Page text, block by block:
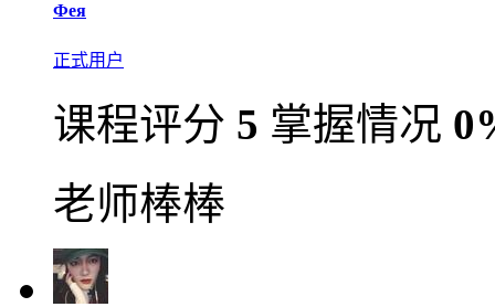
Фея
正式用户
课程评分 5 掌握情况
老师棒棒